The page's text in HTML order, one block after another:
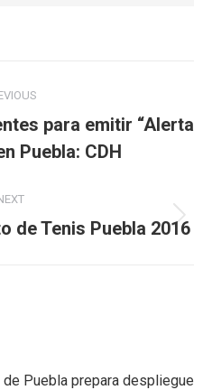
Previous
post:
para emitir “Alerta
Puebla: CDH
Next
de Tenis Puebla 2016
de Puebla prepara despliegue